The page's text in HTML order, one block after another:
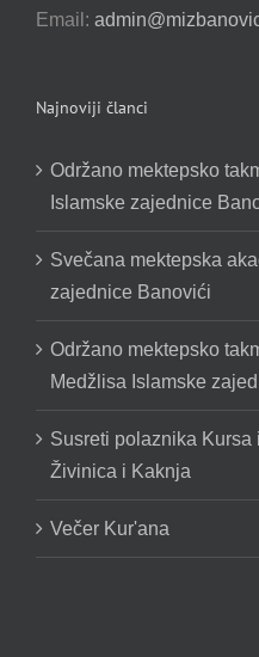
Email:
Najnoviji članci
Održano mektepsko
Islamske zajednice
Svečana mektepska
zajednice Banovići
Održano mektepsko
Medžlisa Islamske
Susreti polaznika Kursa
Živinica i Kaknja
Večer Kur'ana